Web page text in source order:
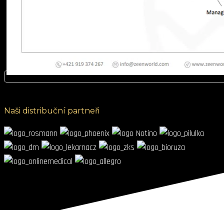
Naši distribuční partneři